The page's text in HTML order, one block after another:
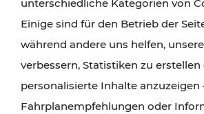
unterschiedliche Kategorien von
Einige sind für den Betrieb der
während andere uns helfen,
verbessern, Statistiken zu erstellen
personalisierte Inhalte anzuzeigen
Fahrplanempfehlungen oder